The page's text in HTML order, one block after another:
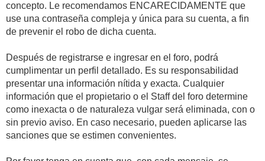
concepto. Le recomendamos ENCARECIDAMENTE que
use una contraseña compleja y única para su cuenta, a fin
de prevenir el robo de dicha cuenta.
Después de registrarse e ingresar en el foro, podrá
cumplimentar un perfil detallado. Es su responsabilidad
presentar una información nítida y exacta. Cualquier
información que el propietario o el Staff del foro determine
como inexacta o de naturaleza vulgar será eliminada, con o
sin previo aviso. En caso necesario, pueden aplicarse las
sanciones que se estimen convenientes.